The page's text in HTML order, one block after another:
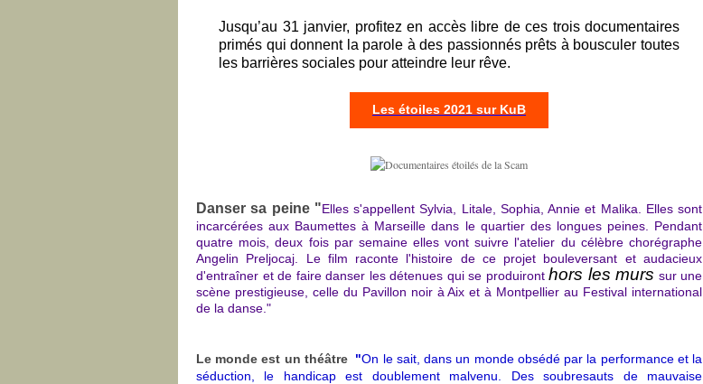
Jusqu’au 31 janvier, profitez en accès libre de ces trois documentaires
primés qui donnent la parole à des passionnés prêts à bousculer toutes
les barrières sociales pour atteindre leur rêve.
Les étoiles 2021 sur KuB
Danser sa peine "Elles s'appellent Sylvia, Litale, Sophia, Annie et Malika. Elles sont
incarcérées aux Baumettes à Marseille dans le quartier des longues peines. Pendant
quatre mois, deux fois par semaine elles vont suivre l'atelier du célèbre chorégraphe
Angelin Preljocaj. Le film raconte l'histoire de ce projet bouleversant et audacieux
d'entraîner et de faire danser les détenues qui se produiront hors les murs sur une
scène prestigieuse, celle du Pavillon noir à Aix et à Montpellier au Festival international
de la danse."
Le monde est un théâtre "On le sait, dans un monde obsédé par la performance et la
séduction, le handicap est doublement malvenu. Des soubresauts de mauvaise